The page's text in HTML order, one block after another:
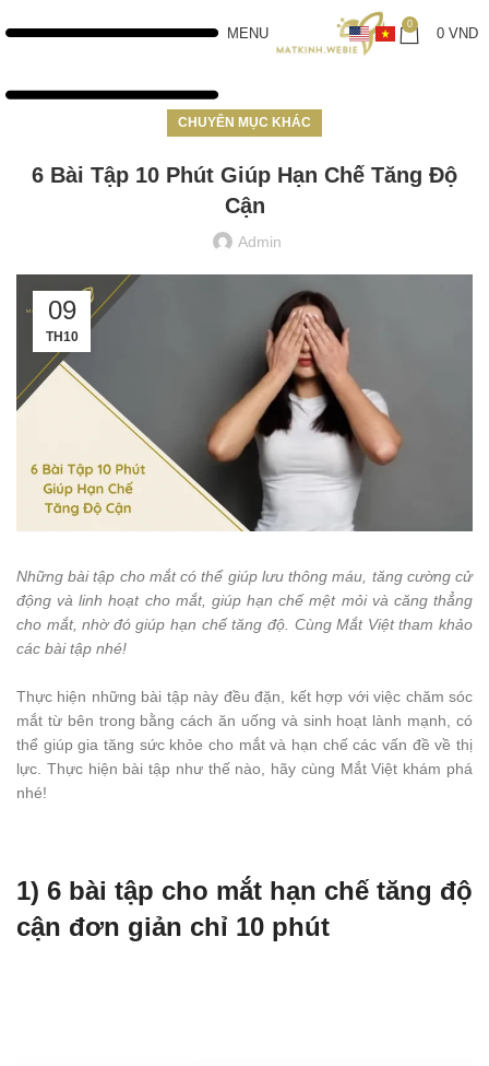
MENU
0
0 VND
CHUYÊN MỤC KHÁC
6 Bài Tập 10 Phút Giúp Hạn Chế Tăng Độ
Cận
Admin
09
TH10
Những bài tập cho mắt có thể giúp lưu thông máu, tăng cường cử
động và linh hoạt cho mắt, giúp hạn chế mệt mỏi và căng thẳng
cho mắt, nhờ đó giúp hạn chế tăng độ. Cùng Mắt Việt tham khảo
các bài tập nhé!
Thực hiện những bài tập này đều đặn, kết hợp với việc chăm sóc
mắt từ bên trong bằng cách ăn uống và sinh hoạt lành mạnh, có
thể giúp gia tăng sức khỏe cho mắt và hạn chế các vấn đề về thị
lực. Thực hiện bài tập như thế nào, hãy cùng Mắt Việt khám phá
nhé!
1) 6 bài tập cho mắt hạn chế tăng độ
cận đơn giản chỉ 10 phút